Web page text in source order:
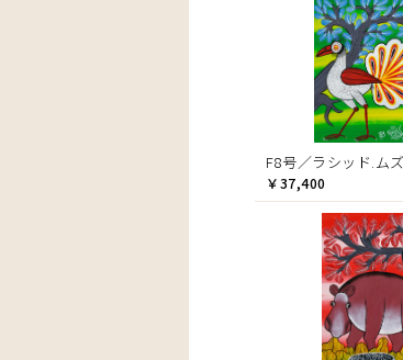
F8号／ラシッド.ム
￥37,400